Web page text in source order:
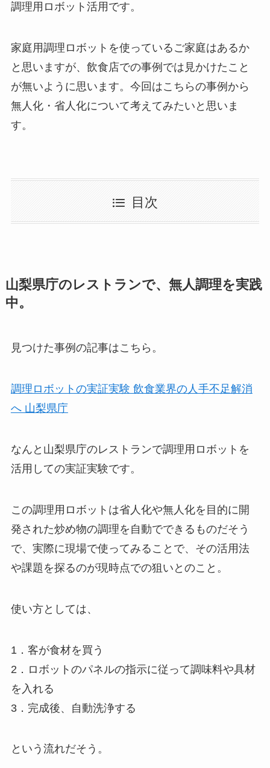
調理用ロボット活用です。
家庭用調理ロボットを使っているご家庭はあるか
と思いますが、飲食店での事例では見かけたこと
が無いように思います。今回はこちらの事例から
無人化・省人化について考えてみたいと思いま
す。
目次
山梨県庁のレストランで、無人調理を実践
中。
見つけた事例の記事はこちら。
調理ロボットの実証実験 飲食業界の人手不足解消
へ 山梨県庁
なんと山梨県庁のレストランで調理用ロボットを
活用しての実証実験です。
この調理用ロボットは省人化や無人化を目的に開
発された炒め物の調理を自動でできるものだそう
で、実際に現場で使ってみることで、その活用法
や課題を探るのが現時点での狙いとのこと。
使い方としては、
1．客が食材を買う
2．ロボットのパネルの指示に従って調味料や具材
を入れる
3．完成後、自動洗浄する
という流れだそう。